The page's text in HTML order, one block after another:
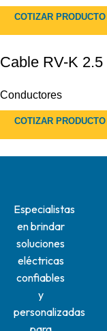
COTIZAR PRODUCTO
Cable RV-K
Conductores
COTIZAR PRODUCTO
Especialistas
en brindar
soluciones
eléctricas
confiables
y
personalizadas